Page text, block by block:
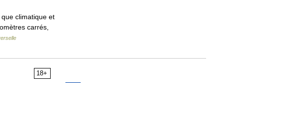
climatique et
carrés,
18+